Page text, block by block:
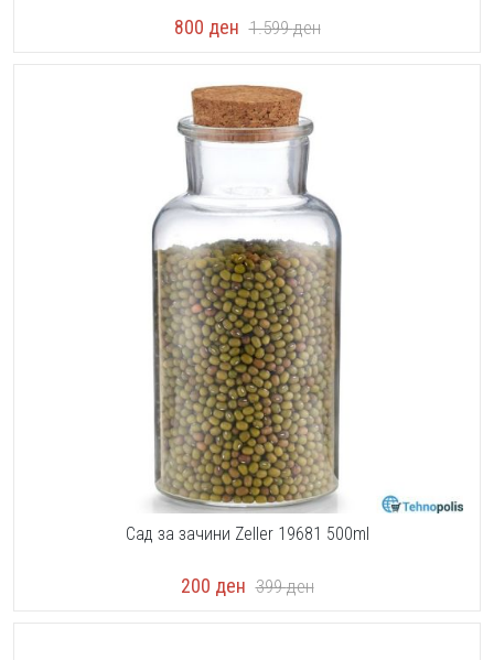
800 ден 1.599ден
Сад за зачини Zeller 19681 500ml
200 ден 399ден